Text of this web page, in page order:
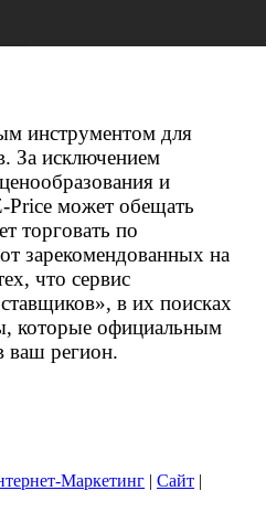
инструментом для
За исключением
и
Price может обещать
торговать по
зарекомендованных на
что сервис
в их поисках
которые официальным
ваш регион.
Маркетинг | Сайт |